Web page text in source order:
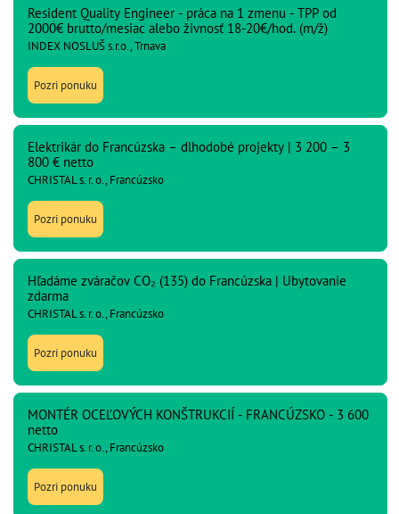
Resident Quality Engineer - práca na 1 zmenu - TPP od
2000€ brutto/mesiac alebo živnosť 18-20€/hod. (m/ž)
INDEX NOSLUŠ s.r.o., Trnava
Pozri ponuku
Elektrikár do Francúzska – dlhodobé projekty | 3 200 – 3
800 € netto
CHRISTAL s. r. o., Francúzsko
Pozri ponuku
Hľadáme zváračov CO₂ (135) do Francúzska | Ubytovanie
zdarma
CHRISTAL s. r. o., Francúzsko
Pozri ponuku
MONTÉR OCEĽOVÝCH KONŠTRUKCIÍ - FRANCÚZSKO - 3 600
netto
CHRISTAL s. r. o., Francúzsko
Pozri ponuku